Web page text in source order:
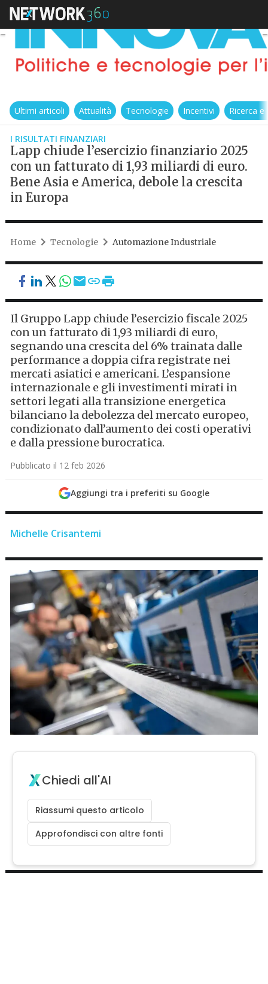
Ultimi articoli Attualità Tecnologie Incentivi Ricerca
I RISULTATI FINANZIARI
Lapp chiude l’esercizio finanziario 2025
con un fatturato di 1,93 miliardi di euro.
Bene Asia e America, debole la crescita
in Europa
Home Tecnologie Automazione Industriale
Il Gruppo Lapp chiude l’esercizio fiscale 2025
con un fatturato di 1,93 miliardi di euro,
segnando una crescita del 6% trainata dalle
performance a doppia cifra registrate nei
mercati asiatici e americani. L’espansione
internazionale e gli investimenti mirati in
settori legati alla transizione energetica
bilanciano la debolezza del mercato europeo,
condizionato dall’aumento dei costi operativi
e dalla pressione burocratica.
Pubblicato il 12 feb 2026
Aggiungi tra i preferiti su Google
Michelle Crisantemi
Chiedi all'AI
Riassumi questo articolo
Approfondisci con altre fonti